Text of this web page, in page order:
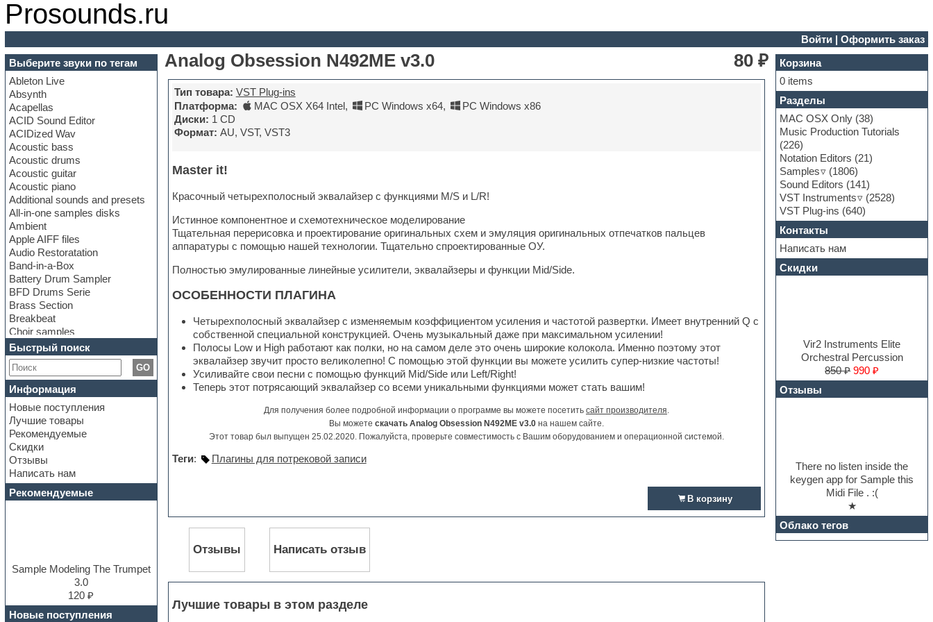
Prosounds.ru
Войти |Оформить заказ
Выберите звуки по тегам
Ableton Live
Absynth
Acapellas
ACID Sound Editor
ACIDized Wav
Acoustic bass
Acoustic drums
Acoustic guitar
Acoustic piano
Additional sounds and presets
All-in-one samples disks
Ambient
Apple AIFF files
Audio Restoratation
Band-in-a-Box
Battery Drum Sampler
BFD Drums Serie
Brass Section
Breakbeat
Choir samples
Chris Hein Samples
Cinematic samples
Club bass
Club leads
Club sounds
Construction kits
Convolution
Cubase
Dance drums
Dance music production
tutorials
DAW
Disco samples
Dubstep
E-MU Samples
Electric guitar
Быстрый поиск
GO
Информация
Новые поступления
Лучшие товары
Рекомендуемые
Скидки
Отзывы
Написать нам
Рекомендуемые
Sample Modeling The Trumpet
3.0
120 ₽
Новые поступления
Analog Obsession N492ME v3.0 80 ₽
Тип товара: VST Plug-ins
Платформа:
MAC OSX X64 Intel, PC Windows x64,
PC Windows x86
Диски: 1 CD
Формат: AU, VST, VST3
Master it!
Красочный четырехполосный эквалайзер с функциями M/S и L/R!
Истинное компонентное и схемотехническое моделирование
Тщательная перерисовка и проектирование оригинальных схем и эмуляция оригинальных отпечатков пальцев
аппаратуры с помощью нашей технологии. Тщательно спроектированные ОУ.
Полностью эмулированные линейные усилители, эквалайзеры и функции Mid/Side.
ОСОБЕННОСТИ ПЛАГИНА
Четырехполосный эквалайзер с изменяемым коэффициентом усиления и частотой развертки. Имеет внутренний Q с
собственной специальной конструкцией. Очень музыкальный даже при максимальном усилении!
Полосы Low и High работают как полки, но на самом деле это очень широкие колокола. Именно поэтому этот
эквалайзер звучит просто великолепно! С помощью этой функции вы можете усилить супер-низкие частоты!
Усиливайте свои песни с помощью функций Mid/Side или Left/Right!
Теперь этот потрясающий эквалайзер со всеми уникальными функциями может стать вашим!
Для получения более подробной информации о программе вы можете посетить сайт производителя.
Вы можете скачать Analog Obsession N492ME v3.0на нашем сайте.
Этот товар был выпущен 25.02.2020. Пожалуйста, проверьте совместимость с Вашим оборудованием и операционной системой.
Теги: Плагины для потрековой записи
В корзину
Отзывы Написать отзыв
Лучшие товары в этом разделе
Корзина
0 items
Разделы
MAC OSX Only (38)
Music Production Tutorials
(226)
Notation Editors (21)
Samples
(1806)
Sound Editors (141)
VST Instruments
(2528)
VST Plug-ins (640)
Контакты
Написать нам
Скидки
Vir2 Instruments Elite
Orchestral Percussion
850 ₽ 990 ₽
Отзывы
There no listen inside the
keygen app for Sample this
Midi File . :(
★
Облако тегов